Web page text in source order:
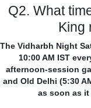
Q2. What
King
The Vidharbh Night
10:00 AM IST
afternoon-session
and Old Delhi (5:30
as soon as